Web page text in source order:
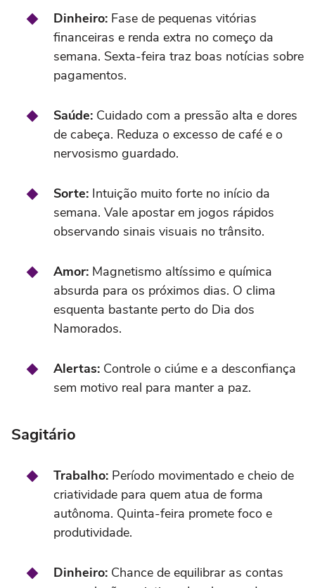
Dinheiro: Fase de pequenas vitórias
financeiras e renda extra no começo da
semana. Sexta-feira traz boas notícias sobre
pagamentos.
Saúde: Cuidado com a pressão alta e dores
de cabeça. Reduza o excesso de café e o
nervosismo guardado.
Sorte: Intuição muito forte no início da
semana. Vale apostar em jogos rápidos
observando sinais visuais no trânsito.
Amor: Magnetismo altíssimo e química
absurda para os próximos dias. O clima
esquenta bastante perto do Dia dos
Namorados.
Alertas: Controle o ciúme e a desconfiança
sem motivo real para manter a paz.
Sagitário
Trabalho: Período movimentado e cheio de
criatividade para quem atua de forma
autônoma. Quinta-feira promete foco e
produtividade.
Dinheiro: Chance de equilibrar as contas